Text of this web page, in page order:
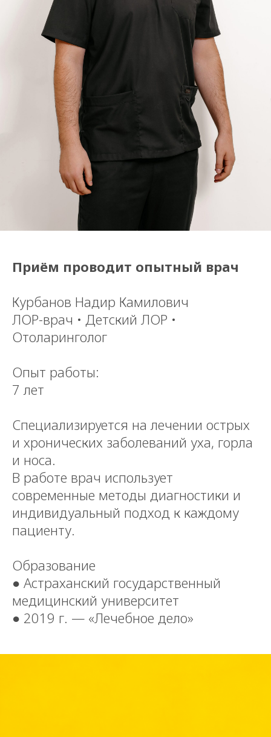
Приём проводит опытный врач
Курбанов Надир Камилович
ЛОР-врач • Детский ЛОР •
Отоларинголог
Опыт работы:
7 лет
Специализируется на лечении острых
и хронических заболеваний уха, горла
и носа.
В работе врач использует
современные методы диагностики и
индивидуальный подход к каждому
пациенту.
Образование
● Астраханский государственный
медицинский университет
● 2019 г. — «Лечебное дело»